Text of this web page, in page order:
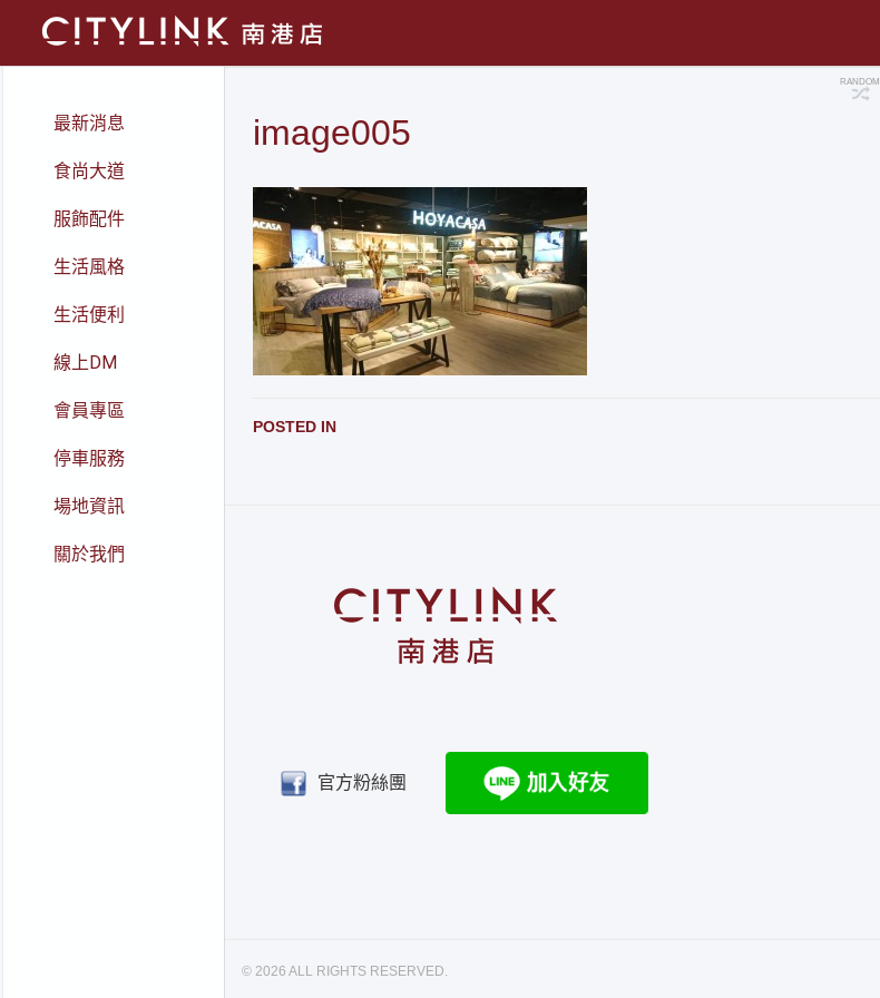
最新消息
食尚大道
服飾配件
生活風格
生活便利
線上DM
會員專區
停車服務
場地資訊
關於我們
RANDOM
image005
POSTED IN
官方粉絲團
© 2026 ALL RIGHTS RESERVED.